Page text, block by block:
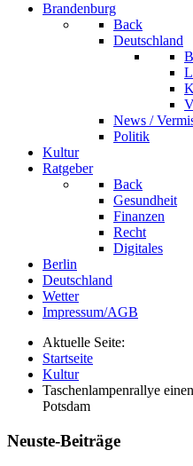
Brandenburg
Back
Deutschland
News /
Politik
Kultur
Ratgeber
Back
Gesundheit
Finanzen
Recht
Digitales
Berlin
Deutschland
Wetter
Impressum/AGB
Aktuelle Seite:
Startseite
Kultur
Taschenlampenrallye
Potsdam
Neuste-Beiträge